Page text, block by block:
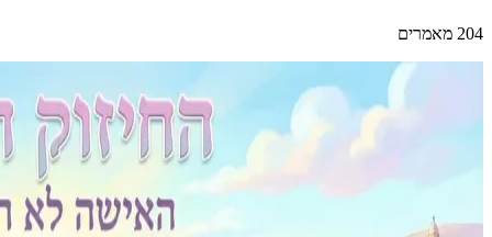
204 מאמרים